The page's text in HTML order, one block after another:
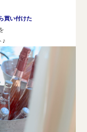
買い付けた
♪